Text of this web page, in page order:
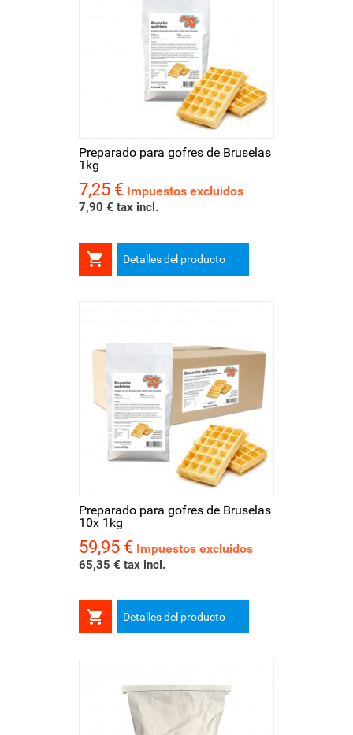
Preparado para gofres de Bruselas
1kg
Precio
7,25 € Impuestos excluidos
7,90 € tax incl.
 Detalles del producto
Preparado para gofres de Bruselas
10x 1kg
Precio
59,95 € Impuestos excluidos
65,35 € tax incl.
 Detalles del producto